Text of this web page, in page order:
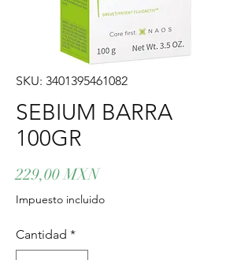
SKU: 3401395461082
SEBIUM BARRA
100GR
229,00 MXNPrecio
Impuesto incluido
Cantidad *